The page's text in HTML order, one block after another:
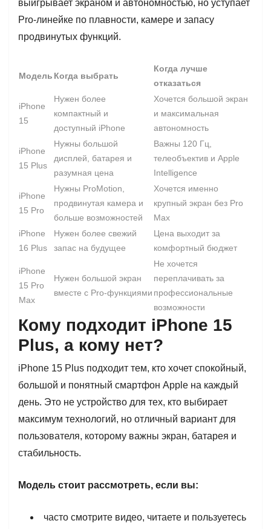
выигрывает экраном и автономностью, но уступает
Pro-линейке по плавности, камере и запасу
продвинутых функций.
Модель Когда выбрать
Когда лучше
отказаться
iPhone
15
Нужен более
компактный и
доступный iPhone
Хочется большой экран
и максимальная
автономность
iPhone
15 Plus
Нужны большой
дисплей, батарея и
разумная цена
Важны 120 Гц,
телеобъектив и Apple
Intelligence
iPhone
15 Pro
Нужны ProMotion,
продвинутая камера и
больше возможностей
Хочется именно
крупный экран без Pro
Max
iPhone
16 Plus
Нужен более свежий
запас на будущее
Цена выходит за
комфортный бюджет
iPhone
15 Pro
Max
Нужен большой экран
вместе с Pro-функциями
Не хочется
переплачивать за
профессиональные
возможности
Кому подходит iPhone 15
Plus, а кому нет?
iPhone 15 Plus подходит тем, кто хочет спокойный,
большой и понятный смартфон Apple на каждый
день. Это не устройство для тех, кто выбирает
максимум технологий, но отличный вариант для
пользователя, которому важны экран, батарея и
стабильность.
Модель стоит рассмотреть, если вы:
часто смотрите видео, читаете и пользуетесь